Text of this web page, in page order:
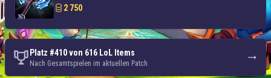
2 750
Platz #410 von 616 LoL Items
Nach Gesamtspielen im aktuellen Patch